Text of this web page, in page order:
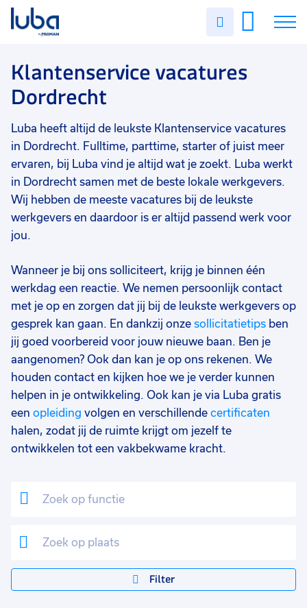
Uren
Vacatures
Over ons
Voor werkgevers
Contact
Klantenservice vacatures
Dordrecht
Luba heeft altijd de leukste Klantenservice vacatures
in Dordrecht. Fulltime, parttime, starter of juist meer
ervaren, bij Luba vind je altijd wat je zoekt. Luba werkt
in Dordrecht samen met de beste lokale werkgevers.
Wij hebben de meeste vacatures bij de leukste
werkgevers en daardoor is er altijd passend werk voor
jou.
Wanneer je bij ons solliciteert, krijg je binnen één
werkdag een reactie. We nemen persoonlijk contact
met je op en zorgen dat jij bij de leukste werkgevers op
gesprek kan gaan. En dankzij onze sollicitatietips ben
jij goed voorbereid voor jouw nieuwe baan. Ben je
aangenomen? Ook dan kan je op ons rekenen. We
houden contact en kijken hoe we je verder kunnen
helpen in je ontwikkeling. Ook kan je via Luba gratis
een opleiding volgen en verschillende certificaten
halen, zodat jij de ruimte krijgt om jezelf te
ontwikkelen tot een vakbekwame kracht.
Filter
Filter vacatures
Vakgebied 0
Opleidingsniveau
Uren per week 0